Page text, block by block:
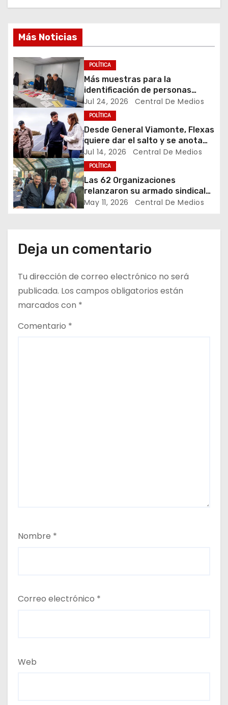
ó
n
d
e
e
n
t
r
a
a
s
Más Noticias
POLÍTICA
Más muestras para la
identificación de personas
desaparecidas
Jul 24, 2026 Central De Medios
POLÍTICA
Desde General Viamonte, Flexas
quiere dar el salto y se anota
para pelear la Gobernación
bonaerense
Jul 14, 2026 Central De Medios
POLÍTICA
Las 62 Organizaciones
relanzaron su armado sindical
en el oeste y cuestionaron el
May 11, 2026 Central De Medios
Deja un comentario
Tu dirección de correo electrónico no será
publicada. Los campos obligatorios están
marcados con *
Comentario *
Nombre *
Correo electrónico *
Web